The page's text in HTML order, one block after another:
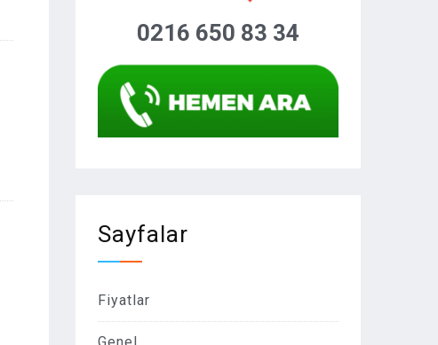
0216 650 83 34
Sayfalar
Fiyatlar
Genel